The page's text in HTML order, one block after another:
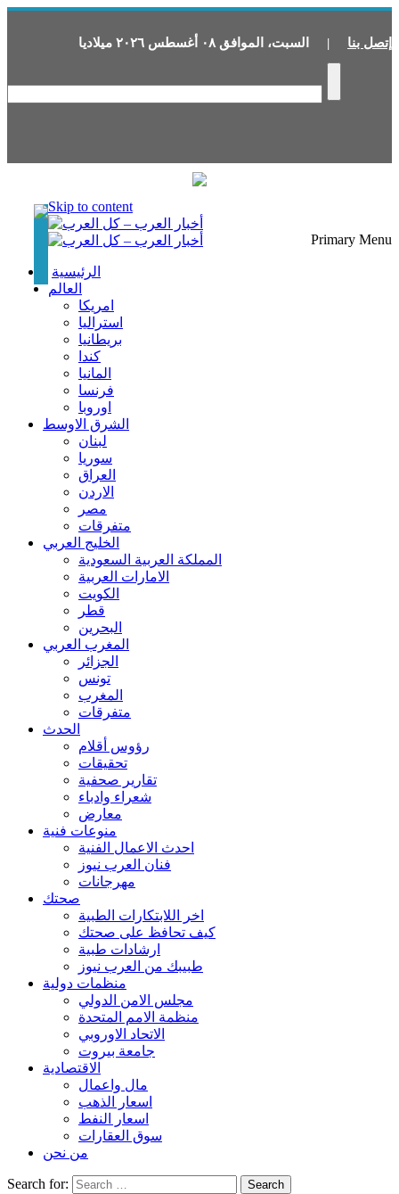
إتصل بنا | السبت، الموافق ٠٨ أغسطس ٢٠٢٦ ميلاديا
Skip to content
Primary Menu
الرئيسية
العالم
امريكا
استراليا
بريطانيا
كندا
المانيا
فرنسا
اوروبا
الشرق الاوسط
لبنان
سوريا
العراق
الاردن
مصر
متفرقات
الخليج العربي
المملكة العربية السعودية
الامارات العربية
الكويت
قطر
البحرين
المغرب العربي
الجزائر
تونس
المغرب
متفرقات
الحدث
رؤوس أقلام
تحقيقات
تقارير صحفية
شعراء وادباء
معارض
منوعات فنية
احدث الاعمال الفنية
فنان العرب نيوز
مهرجانات
صحتك
اخر اللابتكارات الطبية
كيف تحافظ على صحتك
ارشادات طبية
طبيبك من العرب نيوز
منظمات دولية
مجلس الامن الدولي
منظمة الامم المتحدة
الاتحاد الاوروبي
جامعة بيروت
الاقتصادية
مال واعمال
اسعار الذهب
اسعار النفط
سوق العقارات
من نحن
Search for: